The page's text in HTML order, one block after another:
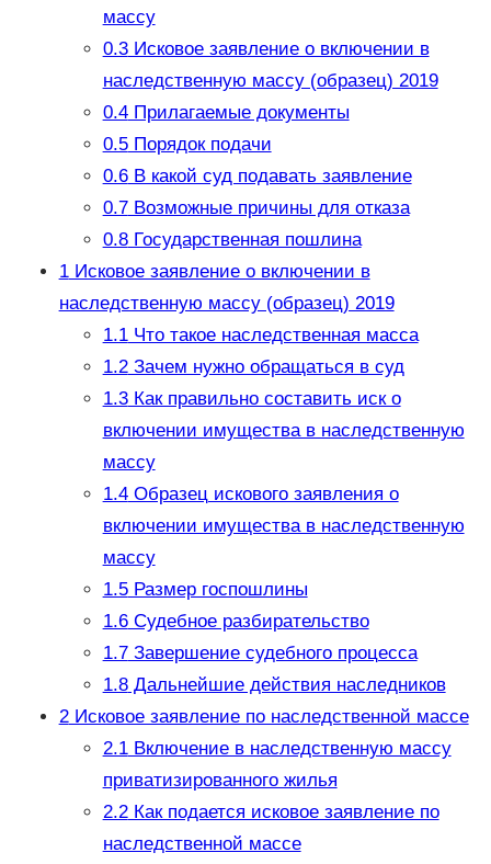
массу
0.3Исковое заявление о включении в
наследственную массу (образец) 2019
0.4Прилагаемые документы
0.5Порядок подачи
0.6В какой суд подавать заявление
0.7Возможные причины для отказа
0.8Государственная пошлина
1Исковое заявление о включении в
наследственную массу (образец) 2019
1.1Что такое наследственная масса
1.2Зачем нужно обращаться в суд
1.3Как правильно составить иск о
включении имущества в наследственную
массу
1.4Образец искового заявления о
включении имущества в наследственную
массу
1.5Размер госпошлины
1.6Судебное разбирательство
1.7Завершение судебного процесса
1.8Дальнейшие действия наследников
2Исковое заявление по наследственной массе
2.1Включение в наследственную массу
приватизированного жилья
2.2Как подается исковое заявление по
наследственной массе